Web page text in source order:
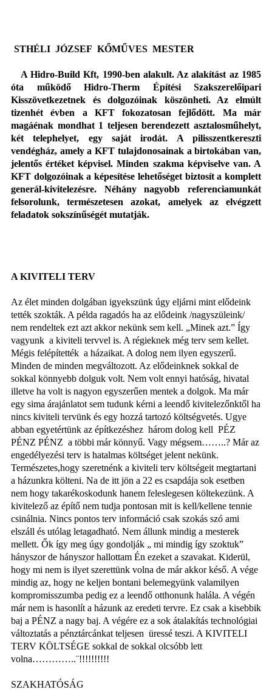
STHÉLI JÓZSEF KŐMŰVES MESTER
A Hidro-Build Kft, 1990-ben alakult. Az alakítást az 1985
óta működő Hidro-Therm Építési Szakszerelőipari
Kisszövetkezetnek és dolgozóinak köszönheti. Az elmúlt
tizenhét évben a KFT fokozatosan fejlődött. Ma már
magáénak mondhat 1 teljesen berendezett asztalosműhelyt,
két telephelyet, egy saját irodát. A pilisszentkereszti
vendégház, amely a KFT tulajdonosainak a birtokában van,
jelentős értéket képvisel. Minden szakma képviselve van. A
KFT dolgozóinak a képesítése lehetőséget biztosít a komplett
generál-kivitelezésre. Néhány nagyobb referenciamunkát
felsorolunk, természetesen azokat, amelyek az elvégzett
feladatok sokszínűségét mutatják.
A KIVITELI TERV
Az élet minden dolgában igyekszünk úgy eljárni mint elődeink
tették szokták. A példa ragadós ha az elődeink /nagyszüleink/
nem rendeltek ezt azt akkor nekünk sem kell. „Minek azt.” Így
vagyunk a kiviteli tervvel is. A régieknek még terv sem kellet.
Mégis felépítették a házaikat. A dolog nem ilyen egyszerű.
Minden de minden megváltozott. Az elődeinknek sokkal de
sokkal könnyebb dolguk volt. Nem volt ennyi hatóság, hivatal
illetve ha volt is nagyon egyszerűen mentek a dolgok. Ma már
egy sima árajánlatot sem tudunk kérni a leendő kivitelezőnktől ha
nincs kiviteli tervünk és egy hozzá tartozó költségvetés. Ugye
abban egyetértünk az építkezéshez három dolog kell PÉZ
PÉNZ PÉNZ a többi már könnyű. Vagy mégsem……..? Már az
engedélyezési terv is hatalmas költséget jelent nekünk.
Természetes,hogy szeretnénk a kiviteli terv költségeit megtartani
a házunkra költeni. Na de itt jön a 22 es csapdája sok esetben
nem hogy takarékoskodunk hanem feleslegesen költekezünk. A
kivitelező az építő nem tudja pontosan mit is kell/kellene tennie
csinálnia. Nincs pontos terv információ csak szokás szó ami
elszáll és utólag letagadható. Nem állunk mindig a mesterek
mellett. Ők így meg úgy gondolják „ mi mindig így szoktuk”
hányszor de hányszor hallottam Én ezeket a szavakat. Kiderül,
hogy mi nem is ilyet szerettünk volna de már akkor késő. A vége
mindig az, hogy ne keljen bontani belemegyünk valamilyen
kompromisszumba pedig ez a leendő otthonunk halála. A végén
már nem is hasonlít a házunk az eredeti tervre. Ez csak a kisebbik
baj a PÉNZ a nagy baj. A végére ez a sok átalakítás technológiai
változtatás a pénztárcánkat teljesen üressé teszi. A KIVITELI
TERV KÖLTSÉGE sokkal de sokkal olcsóbb lett
volna…………..¨!!!!!!!!!!
SZAKHATÓSÁG